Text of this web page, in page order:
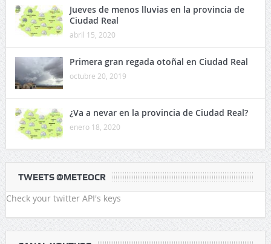
Jueves de menos lluvias en la provincia de
Ciudad Real
abril 15, 2020
Primera gran regada otoñal en Ciudad Real
octubre 20, 2019
¿Va a nevar en la provincia de Ciudad Real?
enero 18, 2020
TWEETS @METEOCR
Check your twitter API's keys